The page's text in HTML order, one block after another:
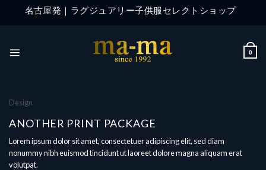
名古屋発｜ラグジュアリー子供服セレクトショップ
0
Design
ANOTHER PRINT PACKAGE
Lorem ipsum dolor sit amet, consectetuer adipiscing elit, sed diam
nonummy nibh euismod tincidunt ut laoreet dolore magna aliquam erat
volutpat.